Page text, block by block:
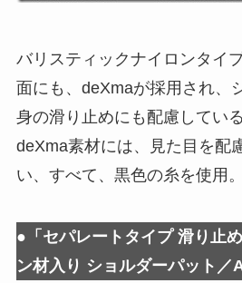
バリスティックナイロンタイ
面にも、deXmaが採用され、
身の滑り止めにも配慮してい
deXma素材には、見た目を配
い、すべて、黒色の糸を使用。
●「セパレートタイプ 滑り止
ン材入り ショルダーパット／A